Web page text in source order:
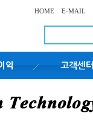
HOME E-MAIL
익 고객센터